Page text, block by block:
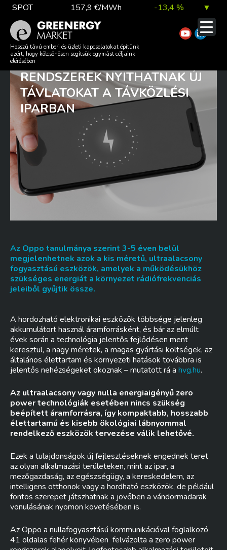
Skip
content
SPOT 157,9 €/MWh -13,4 % ▼
TTF DA 56,1 €/MWh 7,0 % ▲
EUA 81,9 €/t 1,0 % ▲
DAX index 26 140,13
EUR árfolyam 363,03 Ft 0,2 %
Hosszú távú emberi és üzleti kapcsolatokat építünk
azért, hogy kölcsönösen segítsük egymást céljaink
elérésében
„ZÉRÓFOGYASZTÁSÚ”
KOMMUNIKÁCIÓS
RENDSZEREK NYITHATNAK ÚJ
TÁVLATOKAT A TÁVKÖZLÉSI
IPARBAN
Az Oppo tanulmánya szerint 3-5 éven belül
megjelenhetnek azok a kis méretű, ultraalacsony
fogyasztású eszközök, amelyek a működésükhöz
szükséges energiát a környezet rádiófrekvenciás
jeleiből gyűjtik össze.
A hordozható elektronikai eszközök többsége jelenleg
akkumulátort használ áramforrásként, és bár az elmúlt
évek során a technológia jelentős fejlődésen ment
keresztül, a nagy méretek, a magas gyártási költségek, az
általános élettartam és környezeti hatások továbbra is
jelentős nehézségeket okoznak – mutatott rá a hvg.hu.
Az ultraalacsony vagy nulla energiaigényű zero
power technológiák esetében nincs szükség
beépített áramforrásra, így kompaktabb, hosszabb
élettartamú és kisebb ökológiai lábnyommal
rendelkező eszközök tervezése válik lehetővé.
Ezek a tulajdonságok új fejlesztéseknek engednek teret
az olyan alkalmazási területeken, mint az ipar, a
mezőgazdaság, az egészségügy, a kereskedelem, az
intelligens otthonok vagy a hordható eszközök, de például
fontos szerepet játszhatnak a jövőben a vándormadarak
vonulásának nyomon követésében is.
Az Oppo a nullafogyasztású kommunikációval foglalkozó
41 oldalas fehér könyvében felvázolta a zero power